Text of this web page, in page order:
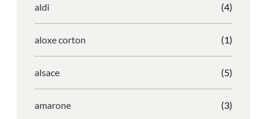
aldi (4)
aloxe corton (1)
alsace (5)
amarone (3)